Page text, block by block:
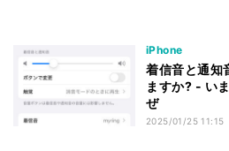
iPhone
着信音と通知
ますか? - い
ぜ
2025/01/25 11:15